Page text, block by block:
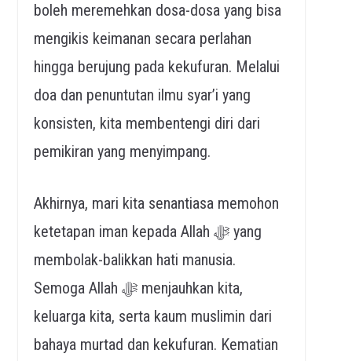
boleh meremehkan dosa-dosa yang bisa
mengikis keimanan secara perlahan
hingga berujung pada kekufuran. Melalui
doa dan penuntutan ilmu syar’i yang
konsisten, kita membentengi diri dari
pemikiran yang menyimpang.
Akhirnya, mari kita senantiasa memohon
ketetapan iman kepada Allah ﷻ yang
membolak-balikkan hati manusia.
Semoga Allah ﷻ menjauhkan kita,
keluarga kita, serta kaum muslimin dari
bahaya murtad dan kekufuran. Kematian